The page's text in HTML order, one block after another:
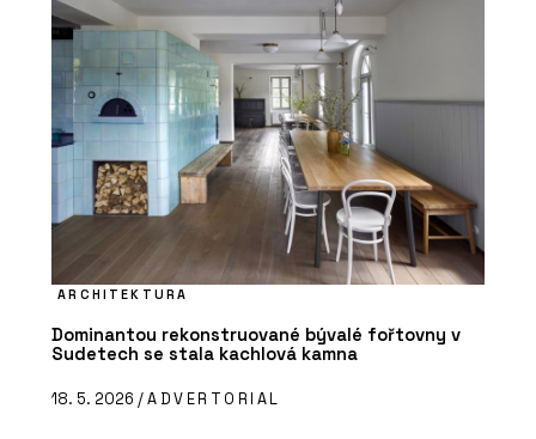
ARCHITEKTURA
Dominantou rekonstruované bývalé fořtovny v
Sudetech se stala kachlová kamna
18. 5. 2026 /ADVERTORIAL